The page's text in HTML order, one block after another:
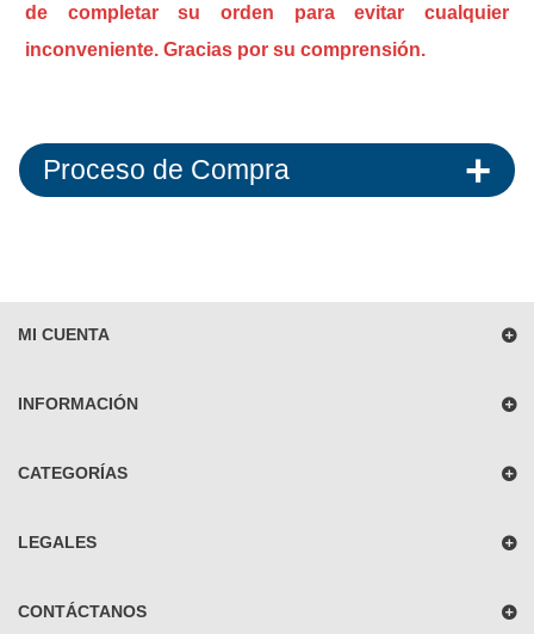
de completar su orden para evitar cualquier
inconveniente. Gracias por su comprensión.
Proceso de Compra
MI CUENTA
INFORMACIÓN
CATEGORÍAS
LEGALES
CONTÁCTANOS